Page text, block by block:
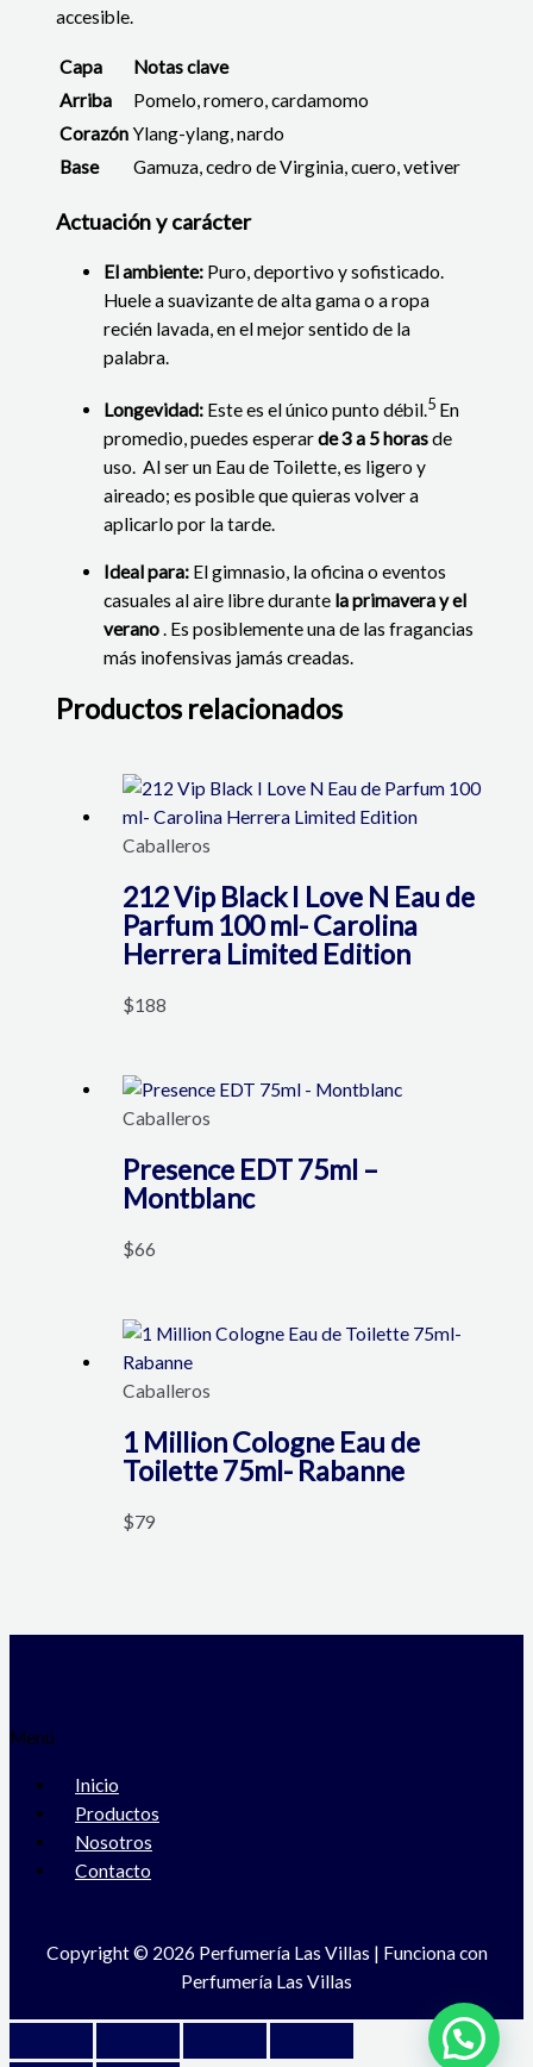
accesible.
Capa
Notas clave
Arriba
Pomelo, romero, cardamomo
Corazón Ylang-ylang, nardo
Base
Gamuza, cedro de Virginia, cuero, vetiver
Actuación y carácter
El ambiente: Puro, deportivo y sofisticado.
Huele a suavizante de alta gama o a ropa
recién lavada, en el mejor sentido de la
palabra.
Longevidad: Este es el único punto débil.5 En
promedio, puedes esperarde 3 a 5 horasde
uso. Al ser un Eau de Toilette, es ligero y
aireado; es posible que quieras volver a
aplicarlo por la tarde.
Ideal para: El gimnasio, la oficina o eventos
casuales al aire libre durante la primavera y el
verano. Es posiblemente una de las fragancias
más inofensivas jamás creadas.
Productos relacionados
Caballeros
212 Vip Black I Love N Eau de
Parfum 100 ml- Carolina
Herrera Limited Edition
$188
Caballeros
Presence EDT 75ml –
Montblanc
$66
Caballeros
1 Million Cologne Eau de
Toilette 75ml- Rabanne
$79
Menú
Inicio
Productos
Nosotros
Contacto
Copyright © 2026 Perfumería Las Villas | Funciona con
Perfumería Las Villas